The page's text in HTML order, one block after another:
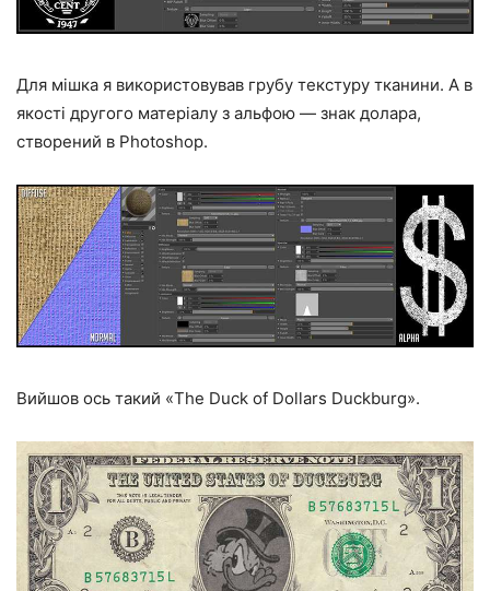
Для мішка я використовував грубу текстуру тканини. А в
якості другого матеріалу з альфою — знак долара,
створений в Photoshop.
Вийшов ось такий «The Duck of Dollars Duckburg».